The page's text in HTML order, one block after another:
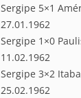
Sergipe 5×1
27.01.1962
Sergipe 1×0
11.02.1962
Sergipe 3×2
25.02.1962